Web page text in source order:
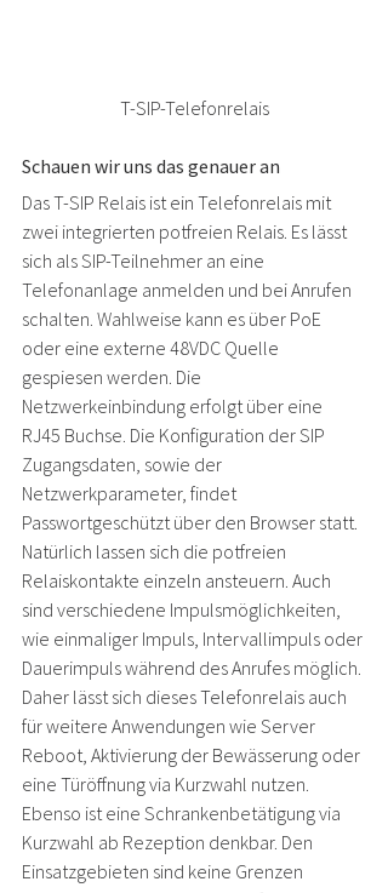
T-SIP-Telefonrelais
Schauen wir uns das genauer an
Das T-SIP Relais ist ein Telefonrelais mit
zwei integrierten potfreien Relais. Es lässt
sich als SIP-Teilnehmer an eine
Telefonanlage anmelden und bei Anrufen
schalten. Wahlweise kann es über PoE
oder eine externe 48VDC Quelle
gespiesen werden. Die
Netzwerkeinbindung erfolgt über eine
RJ45 Buchse. Die Konfiguration der SIP
Zugangsdaten, sowie der
Netzwerkparameter, findet
Passwortgeschützt über den Browser statt.
Natürlich lassen sich die potfreien
Relaiskontakte einzeln ansteuern. Auch
sind verschiedene Impulsmöglichkeiten,
wie einmaliger Impuls, Intervallimpuls oder
Dauerimpuls während des Anrufes möglich.
Daher lässt sich dieses Telefonrelais auch
für weitere Anwendungen wie Server
Reboot, Aktivierung der Bewässerung oder
eine Türöffnung via Kurzwahl nutzen.
Ebenso ist eine Schrankenbetätigung via
Kurzwahl ab Rezeption denkbar. Den
Einsatzgebieten sind keine Grenzen